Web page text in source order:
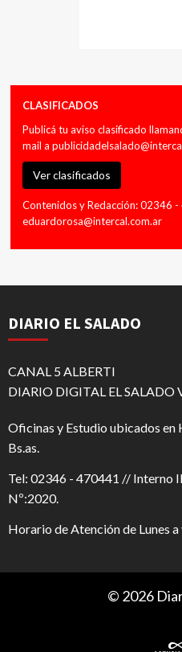
CLASIFICADOS
Publicá tu aviso clasificado
mail a
Ver clasificados
Contenidos y Redacción: 02346 -
eduardorosa@intercal.com.ar
DIARIO EL SALADO
CANAL 5 ALBERTI
DIARIO DIGITAL EL SALADO
Oficinas y Estudio ubicados
Bs.as.
Tel: 02346 - 470441 // Interno
Nº:2020.
Horario de Atención de Lunes a
© 2026